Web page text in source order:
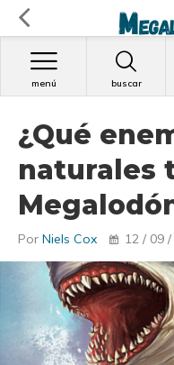
buscar
menú
¿Qué
naturales
Por Niels Cox 12 / 09